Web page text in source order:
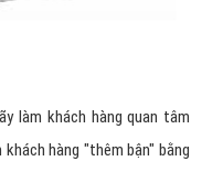
làm khách hàng quan tâm
hàng "thêm bận" bằng